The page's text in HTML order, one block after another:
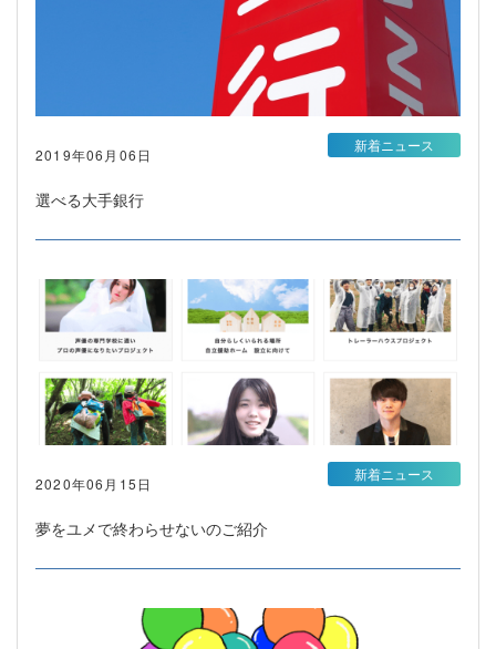
2019年06月06日
選べる大手銀行
新着ニュース
2020年06月15日
夢をユメで終わらせないのご紹介
新着ニュース